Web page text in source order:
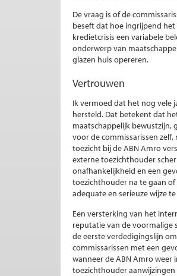
De vraag is of de
beseft dat hoe ingrijpend
kredietcrisis een variabele
onderwerp van
glazen huis opereren.
Vertrouwen
Ik vermoed dat het nog vele
hersteld. Dat betekent dat
maatschappelijk bewustzijn,
voor de commissarissen
toezicht bij de ABN Amro
externe toezichthouder
onafhankelijkheid en een
toezichthouder na te gaan
adequate en serieuze wijze
Een versterking van het
reputatie van de voormalige
de eerste verdedigingslijn
commissarissen met een
wanneer de ABN Amro weer
toezichthouder